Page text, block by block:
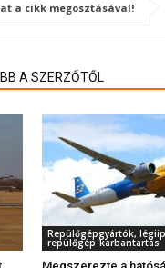
a cikk megosztásával!
A SZERZŐTŐL
Repülőgépgyártók,
repülőgép-karbantartás